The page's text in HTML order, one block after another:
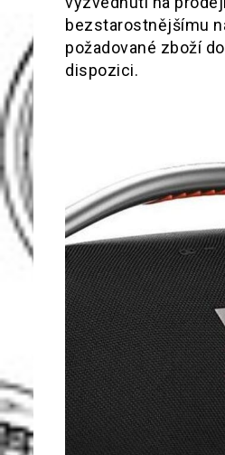
bezstarostnějšímu
požadované zboží
dispozici.